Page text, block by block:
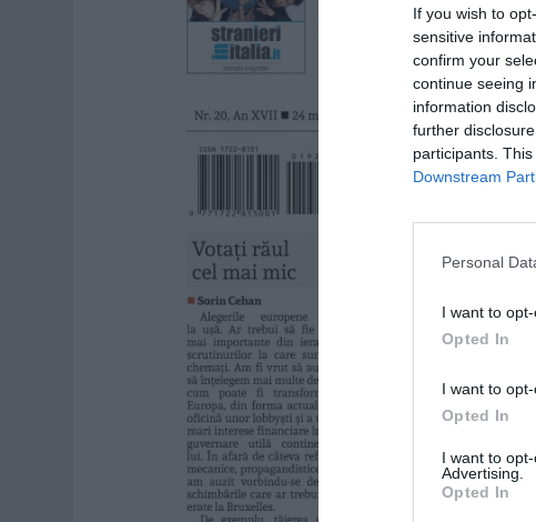
If you wish to
sensitive
confirm your
continue seeing
information
further
participants.
Downstream
Personal
I want to
Opted In
I want to
Opted In
I want to
Advertising.
Opted In